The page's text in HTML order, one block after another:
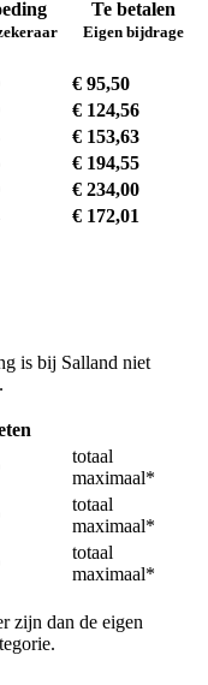
Te betalen
Eigen bijdrage
€ 95,50
€ 124,56
€ 153,63
€ 194,55
€ 234,00
€ 172,01
is bij Salland niet
totaal
maximaal*
totaal
maximaal*
totaal
maximaal*
zijn dan de eigen